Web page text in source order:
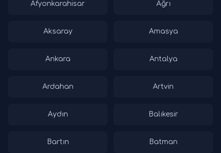
Afyonkarahisar Ağrı
Aksaray Amasya
Ankara Antalya
Ardahan Artvin
Aydın Balıkesir
Bartın Batman